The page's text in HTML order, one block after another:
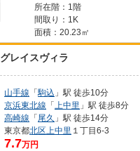
所在階：1階
間取り：1K
面積：20.23㎡
グレイスヴィラ
山手線 「駒込 」駅 徒歩10分
京浜東北線 「上中里 」駅 徒歩8分
高崎線 「尾久 」駅 徒歩14分
東京都北区上中里 １丁目6-3
7.7万円